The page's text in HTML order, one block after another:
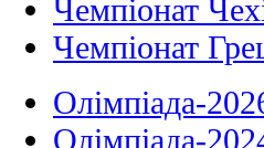
Чемпіонат
Чемпіонат
Олімпіада-
Олімпіада-